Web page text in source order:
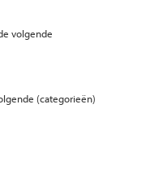
volgende
(categorieën)